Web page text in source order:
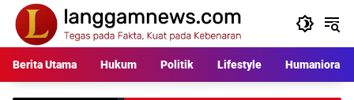
Langsung
konten
Berita Utama Hukum Politik Lifestyle Humaniora